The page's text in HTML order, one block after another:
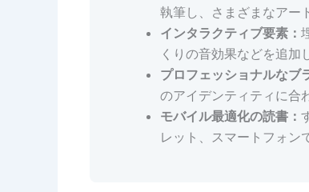
執筆し、さまざまなアー
インタラクティブ要素：
くりの音効果などを追加
プロフェッショナルなブ
のアイデンティティに合
モバイル最適化の読書：
レット、スマートフォン